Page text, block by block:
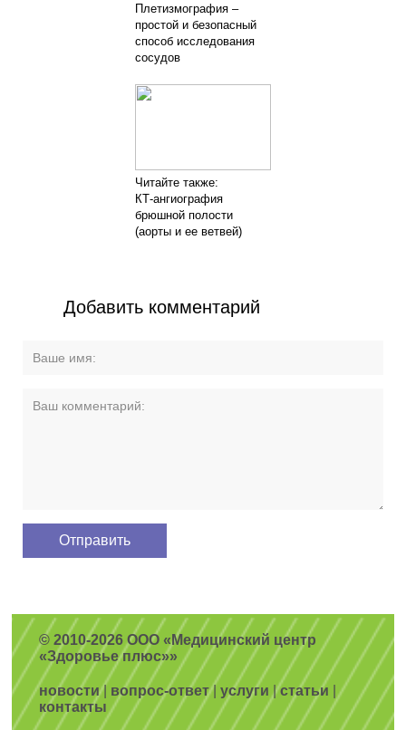
Плетизмография –
простой и безопасный
способ исследования
сосудов
Читайте также:
КТ-ангиография
брюшной полости
(аорты и ее ветвей)
Добавить комментарий
© 2010-2026 ООО «Медицинский центр
«Здоровье плюс»»
новости| вопрос-ответ|услуги |статьи
контакты